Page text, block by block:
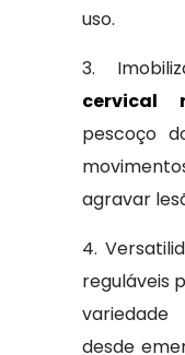
uso.
3.
cervical
pescoço
agravar
4.
reguláveis
desde